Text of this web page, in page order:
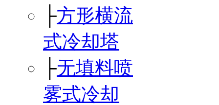
├方形横流
式冷却塔
├无填料喷
雾式冷却